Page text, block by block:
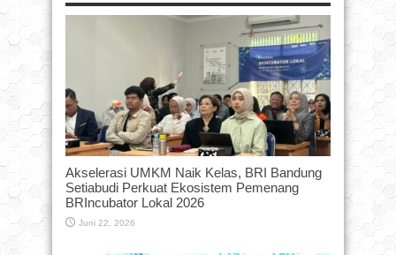
Akselerasi UMKM Naik Kelas, BRI Bandung
Setiabudi Perkuat Ekosistem Pemenang
BRIncubator Lokal 2026
Juni 22, 2026